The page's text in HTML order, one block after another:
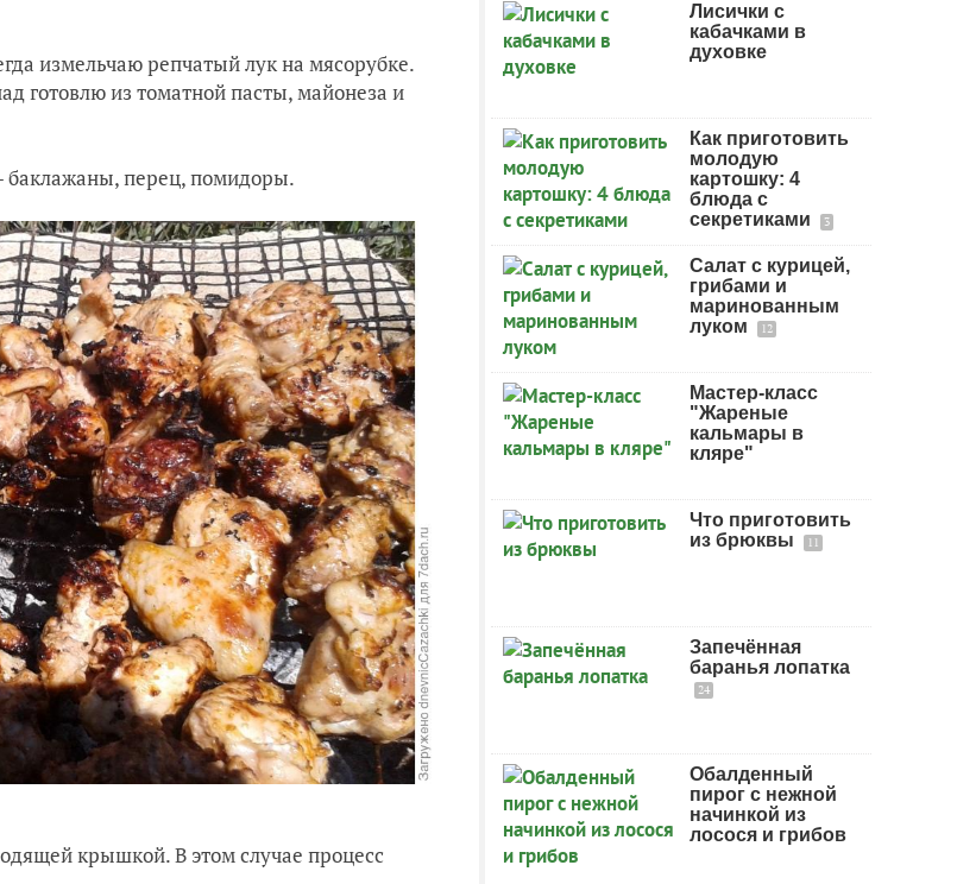
измельчаю репчатый лук на мясорубке.
готовлю из томатной пасты, майонеза и
баклажаны, перец, помидоры.
крышкой. В этом случае процесс
Лисички с
кабачками в
духовке
Как приготовить
молодую
картошку: 4
блюда с
секретиками
3
Салат с курицей,
грибами и
маринованным
луком
12
Мастер-класс
"Жареные
кальмары в
кляре"
Что приготовить
из брюквы
11
Запечённая
баранья лопатка
24
Обалденный
пирог с нежной
начинкой из
лосося и грибов